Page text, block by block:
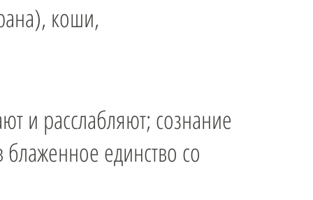
коши,
и расслабляют; сознание
единство со